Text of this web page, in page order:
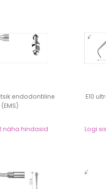
endodontiline
(EMS)
näha hindasid
E10
Logi